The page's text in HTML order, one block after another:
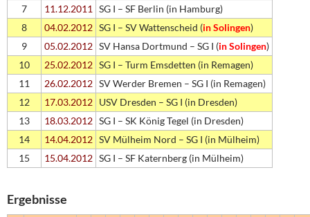
7
11.12.2011
SG I – SF Berlin (in Hamburg)
8
04.02.2012 SG I – SV Wattenscheid (in Solingen)
9
05.02.2012 SV Hansa Dortmund – SG I (in Solingen)
10
25.02.2012 SG I – Turm Emsdetten (in Remagen)
11
26.02.2012 SV Werder Bremen – SG I (in Remagen)
12
17.03.2012 USV Dresden – SG I (in Dresden)
13
18.03.2012 SG I – SK König Tegel (in Dresden)
14
14.04.2012 SV Mülheim Nord – SG I (in Mülheim)
15
15.04.2012 SG I – SF Katernberg (in Mülheim)
Ergebnisse